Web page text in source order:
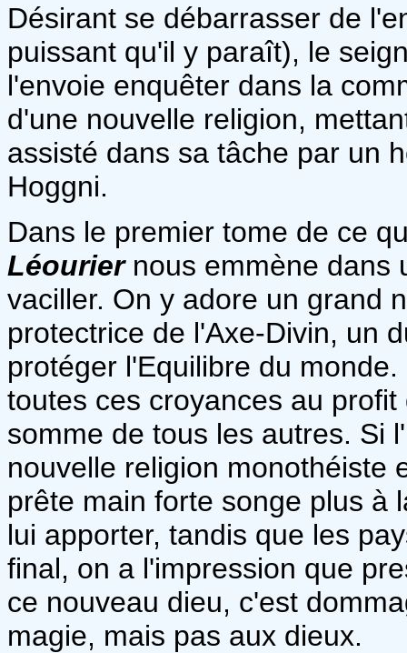
Désirant se débarrasser de
puissant qu'il y paraît), le
l'envoie enquêter dans la
d'une nouvelle religion,
assisté dans sa tâche par un
Hoggni.
Dans le premier tome de ce
Léouriernous emmène dans
vaciller. On y adore un grand
protectrice de l'Axe-Divin, un
protéger l'Equilibre du
toutes ces croyances au
somme de tous les autres. Si
nouvelle religion monothéiste
prête main forte songe plus à
lui apporter, tandis que les
final, on a l'impression que
ce nouveau dieu, c'est
magie, mais pas aux dieux.